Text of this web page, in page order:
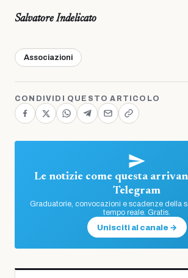
Salvatore Indelicato
Associazioni
CONDIVIDI QUESTO ARTICOLO
Le notizie come questa
Telegram
Graduatorie, convocazioni e scadenze della
tempo reale. Gratis.
Unisciti al canale →